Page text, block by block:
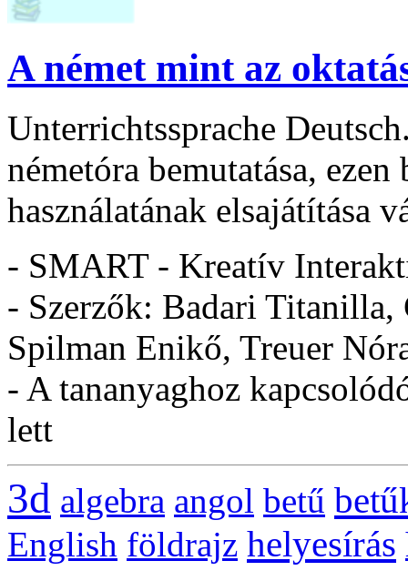
A német mint az
Unterrichtssprache
németóra bemutatása,
használatának elsajátítása
- SMART - Kreatív
- Szerzők: Badari Titanilla,
Spilman Enikő, Treuer
- A tananyaghoz
lett
3d algebra angol betű
English földrajz helyesírás